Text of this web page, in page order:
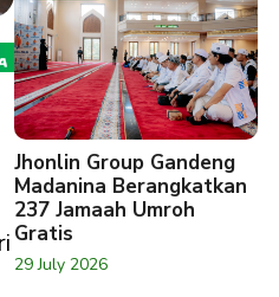
Jhonlin Group Gandeng
Madanina Berangkatkan
237 Jamaah Umroh
Gratis
29 July 2026